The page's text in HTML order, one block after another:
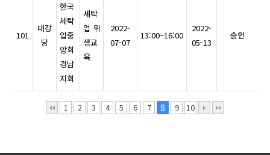
101
대강
당
한국
세탁
업중
앙회
경남
지회
세탁
업 위
생교
육
2022-
07-07
13:00~16:00
2022-
05-13
승인
1 2 3 4 5 6 7 8 9 10